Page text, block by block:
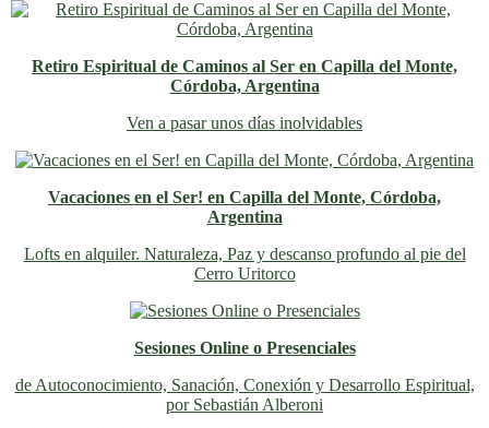
Retiro Espiritual de Caminos al Ser en Capilla del Monte,
Córdoba, Argentina
Ven a pasar unos días inolvidables
Vacaciones en el Ser! en Capilla del Monte, Córdoba,
Argentina
Lofts en alquiler. Naturaleza, Paz y descanso profundo al pie del
Cerro Uritorco
Sesiones Online o Presenciales
de Autoconocimiento, Sanación, Conexión y Desarrollo Espiritual,
por Sebastián Alberoni